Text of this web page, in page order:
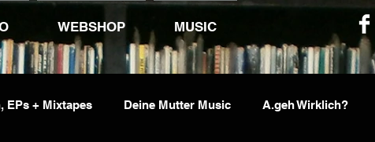
WEBSHOP MUSIC
EPs + Mixtapes Deine Mutter Music A.geh Wirklich?